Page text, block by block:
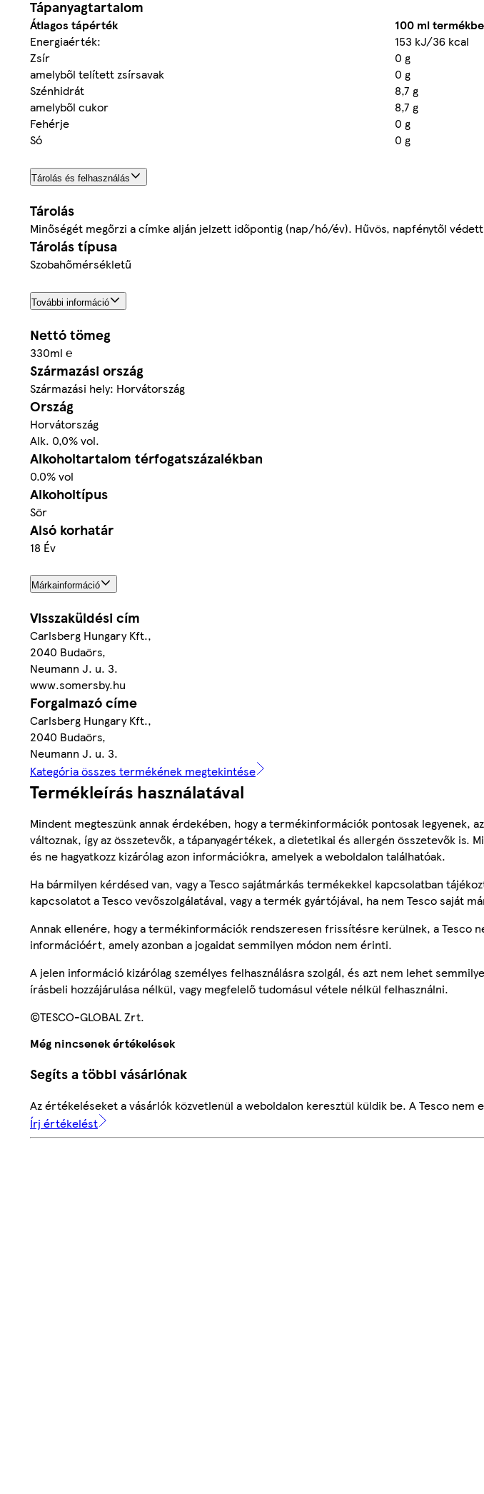
Tápanyagtartalom
Átlagos tápérték
100 ml
Energiaérték:
153 kJ/36 kcal
Zsír
0 g
amelyből telített zsírsavak
0 g
Szénhidrát
8,7 g
amelyből cukor
8,7 g
Fehérje
0 g
Só
0 g
Tárolás és felhasználás
Tárolás
Minőségét megőrzi a címke alján jelzett időpontig (nap/hó/év). Hűvös, napfénytől
Tárolás típusa
Szobahőmérsékletű
További információ
Nettó tömeg
330ml ℮
Származási ország
Származási hely: Horvátország
Ország
Horvátország
Alk. 0,0% vol.
Alkoholtartalom térfogatszázalékban
0.0% vol
Alkoholtípus
Sör
Alsó korhatár
18 Év
Márkainformáció
Visszaküldési cím
Carlsberg Hungary Kft.,
2040 Budaörs,
Neumann J. u. 3.
www.somersby.hu
Forgalmazó címe
Carlsberg Hungary Kft.,
2040 Budaörs,
Neumann J. u. 3.
Kategória összes termékének megtekintése
Termékleírás használatával
Mindent megteszünk annak érdekében, hogy a termékinformációk pontosak legyenek,
változnak, így az összetevők, a tápanyagértékek, a dietetikai és allergén összetevők is.
és ne hagyatkozz kizárólag azon információkra, amelyek a weboldalon találhatóak.
Ha bármilyen kérdésed van, vagy a Tesco sajátmárkás termékekkel kapcsolatban
kapcsolatot a Tesco vevőszolgálatával, vagy a termék gyártójával, ha nem Tesco saját
Annak ellenére, hogy a termékinformációk rendszeresen frissítésre kerülnek, a Tesco
információért, amely azonban a jogaidat semmilyen módon nem érinti.
A jelen információ kizárólag személyes felhasználásra szolgál, és azt nem lehet
írásbeli hozzájárulása nélkül, vagy megfelelő tudomásul vétele nélkül felhasználni.
©TESCO-GLOBAL Zrt.
Még nincsenek értékelések
Segíts a többi vásárlónak
Az értékeléseket a vásárlók közvetlenül a weboldalon keresztül küldik be. A Tesco nem
Írj értékelést